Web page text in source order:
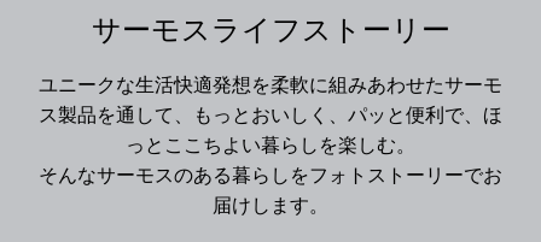
サーモスライフストーリー
ユニークな生活快適発想を柔軟に組みあわせたサーモ
ス製品を通して、もっとおいしく、パッと便利で、ほ
っとここちよい暮らしを楽しむ。
そんなサーモスのある暮らしをフォトストーリーでお
届けします。